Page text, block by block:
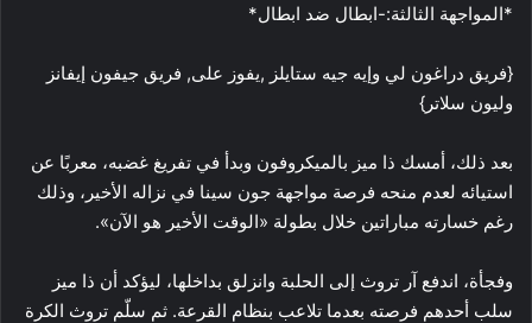
*المواجهة الثالثة:-ابطال ضد ابطال*
{فريق دراغون لي وإيه جيه ستايلز ,يفوز على, فريق جيفون إيفانز
وليون سلاتر}
بعد ذلك، أمسك ذا ميز بالميكروفون وبدأ في تفريغ غضبه، معربًا عن
استيائه لعدم منحه فرصة مواجهة جون سينا في نزاله الأخير، وذلك
رغم خسارته مباراتين خلال بطولة «الوقت الأخير هو الآن».
وفجأة، اندفع آر تروث إلى الحلبة وانزلق بداخلها، ليؤكد أن ذا ميز
سلب أحدهم فرصته بعدما تلاعب بنظام القرعة. ثم سلّم تروث الكرة